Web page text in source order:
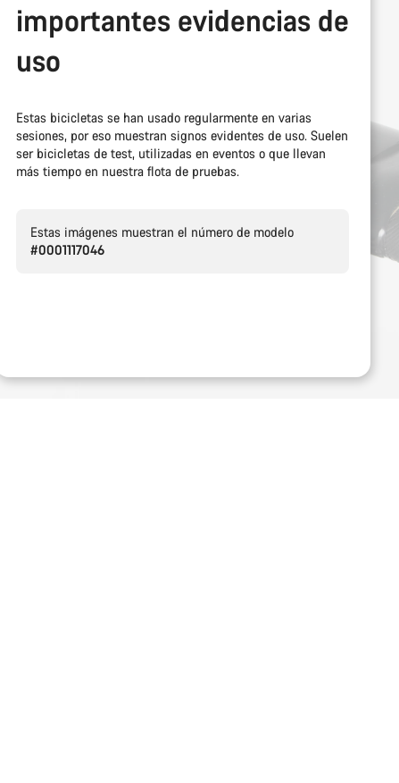
importantes evidencias de
uso
Estas bicicletas se han usado regularmente en varias
sesiones, por eso muestran signos evidentes de uso. Suelen
ser bicicletas de test, utilizadas en eventos o que llevan
más tiempo en nuestra flota de pruebas.
Estas imágenes muestran el número de modelo
#0001117046